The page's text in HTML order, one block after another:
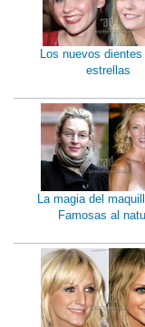
Los nuevos dientes
estrellas
La magia del
Famosas al